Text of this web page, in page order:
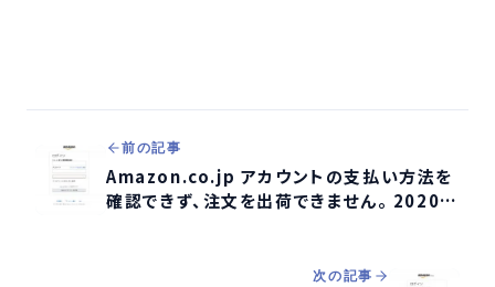
前の記事
Amazon.co.jp アカウントの支払い方法を
確認できず、注文を出荷できません。 2020年
次の記事